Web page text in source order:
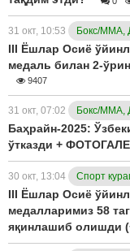
31 окт, 10:53 Бокс/ММА,
III Ёшлар Осиё
медаль билан 2-
9407
31 окт, 07:02 Бокс/ММА,
Баҳрайн-2025:
ўтказди +
30 окт, 13:04 Спорт
III Ёшлар Осиё
медалларимиз 58
яқинлашиб олишди